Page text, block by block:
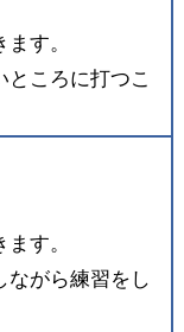
す。
ころに打つこ
す。
ながら練習をし